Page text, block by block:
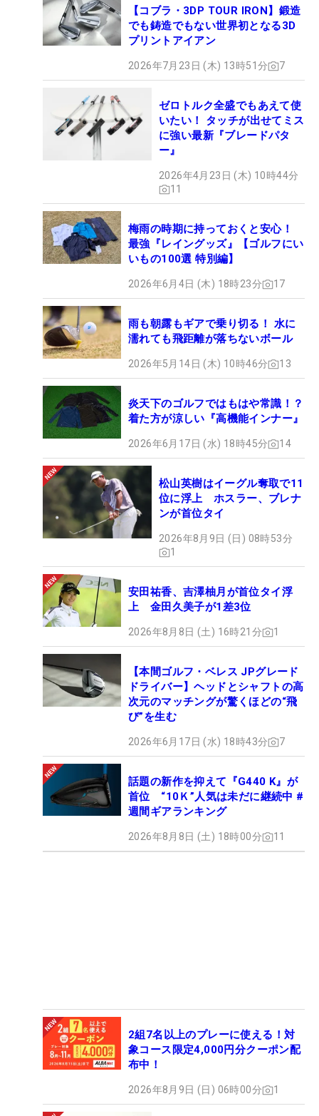
【コブラ・3DP TOUR IRON】鍛造
でも鋳造でもない世界初となる3D
プリントアイアン
2026年7月23日 (木) 13時51分 7
ゼロトルク全盛でもあえて使
いたい！ タッチが出せてミス
に強い最新『ブレードパタ
ー』
2026年4月23日 (木) 10時44分
11
梅雨の時期に持っておくと安心！
最強『レイングッズ』【ゴルフにい
いもの100選 特別編】
2026年6月4日 (木) 18時23分 17
雨も朝露もギアで乗り切る！ 水に
濡れても飛距離が落ちないボール
2026年5月14日 (木) 10時46分 13
炎天下のゴルフではもはや常識！？
着た方が涼しい『高機能インナー』
2026年6月17日 (水) 18時45分 14
松山英樹はイーグル奪取で11
位に浮上 ホスラー、ブレナ
ンが首位タイ
2026年8月9日 (日) 08時53分
1
安田祐香、吉澤柚月が首位タイ浮
上 金田久美子が1差3位
2026年8月8日 (土) 16時21分 1
【本間ゴルフ・ベレス JPグレード
ドライバー】ヘッドとシャフトの高
次元のマッチングが驚くほどの“飛
び”を生む
2026年6月17日 (水) 18時43分 7
話題の新作を抑えて『G440 K』が
首位 “10Ｋ”人気は未だに継続中 #
週間ギアランキング
2026年8月8日 (土) 18時00分 11
2組7名以上のプレーに使える！対
象コース限定4,000円分クーポン配
布中！
2026年8月9日 (日) 06時00分 1